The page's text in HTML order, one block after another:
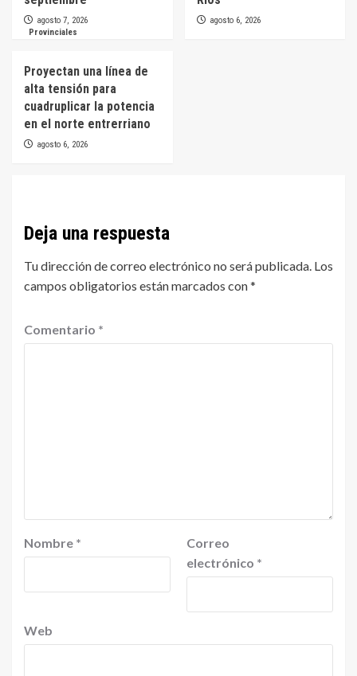
agosto 7, 2026
agosto 6, 2026
Provinciales
Proyectan una línea de
alta tensión para
cuadruplicar la potencia
en el norte entrerriano
agosto 6, 2026
Deja una respuesta
Tu dirección de correo electrónico no será publicada. Los
campos obligatorios están marcados con*
Comentario *
Nombre *
Correo
electrónico *
Web